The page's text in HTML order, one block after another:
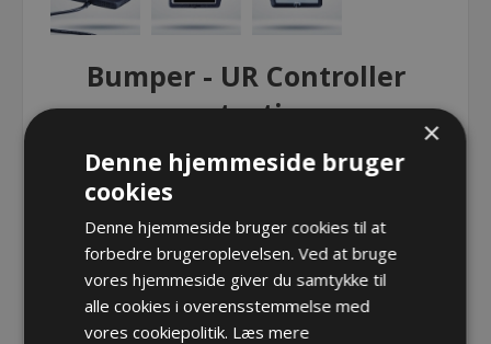
Bumper - UR Controller
protection
Bumper - UR Controller protection
Varenr.: BN UR BUMPER
Producent: Roboworld
Opret konto for at se priser
×
Denne hjemmeside bruger
cookies
Denne hjemmeside bruger cookies til at
forbedre brugeroplevelsen. Ved at bruge
vores hjemmeside giver du samtykke til
alle cookies i overensstemmelse med
vores cookiepolitik. Læs mere